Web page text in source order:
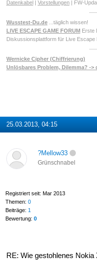
Datenkabel
Vorstellungen| FW-
Wusstest-Du.de...täglich wissen!
LIVE ESCAPE GAME FORUM Erste
Diskussionsplattform für Live
Wernicke Cipher (Chiffrierung)
Unlösbares Problem, Dilemma? ->
25.03.2013, 04:15
?Mellow33
Grünschnabel
Registriert seit: Mar 2013
Themen: 0
Beiträge: 1
Bewertung: 0
RE: Wie gestohlenes Nokia